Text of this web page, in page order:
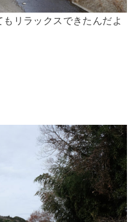
リラックスできたんだよ